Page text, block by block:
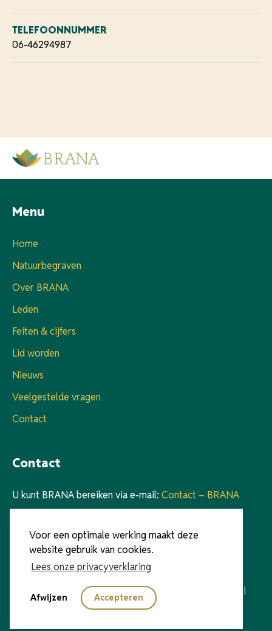
Voor een optimale werking maakt deze
website gebruik van cookies.
Lees onze privacyverklaring
Afwijzen Accepteren
TELEFOONNUMMER
06-46294987
Menu
Home
Natuurbegraven
Over BRANA
Leden
Feiten & cijfers
Lid worden
Nieuws
Veelgestelde vragen
Contact
Contact
U kunt BRANA bereiken via e-mail: Contact – BRANA
Voor telefonisch contact verwijzen we naar onze
voorzitter Walter Kooy:Walter Kooy – BRANA
© 2024 BRANA.nl | Alle rechten voorbehouden |
|
Privacyverklaring